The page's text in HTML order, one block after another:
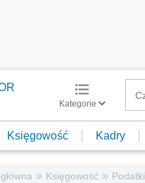
Kategorie
Księgowość Kadry
» Księgowość » Podatki